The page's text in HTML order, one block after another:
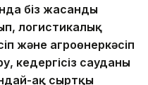
біз жасанды
логистикалық
және агроөнеркәсіп
кедергісіз сауданы
ақ сыртқы